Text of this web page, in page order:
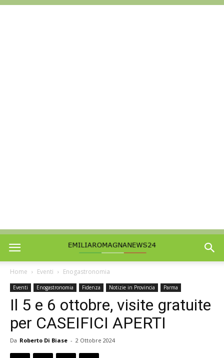
Home Eventi Enogastronomia
Eventi Enogastronomia Fidenza Notizie in Provincia Parma
Il 5 e 6 ottobre, visite gratuite
per CASEIFICI APERTI
Da Roberto Di Biase - 2 Ottobre 2024